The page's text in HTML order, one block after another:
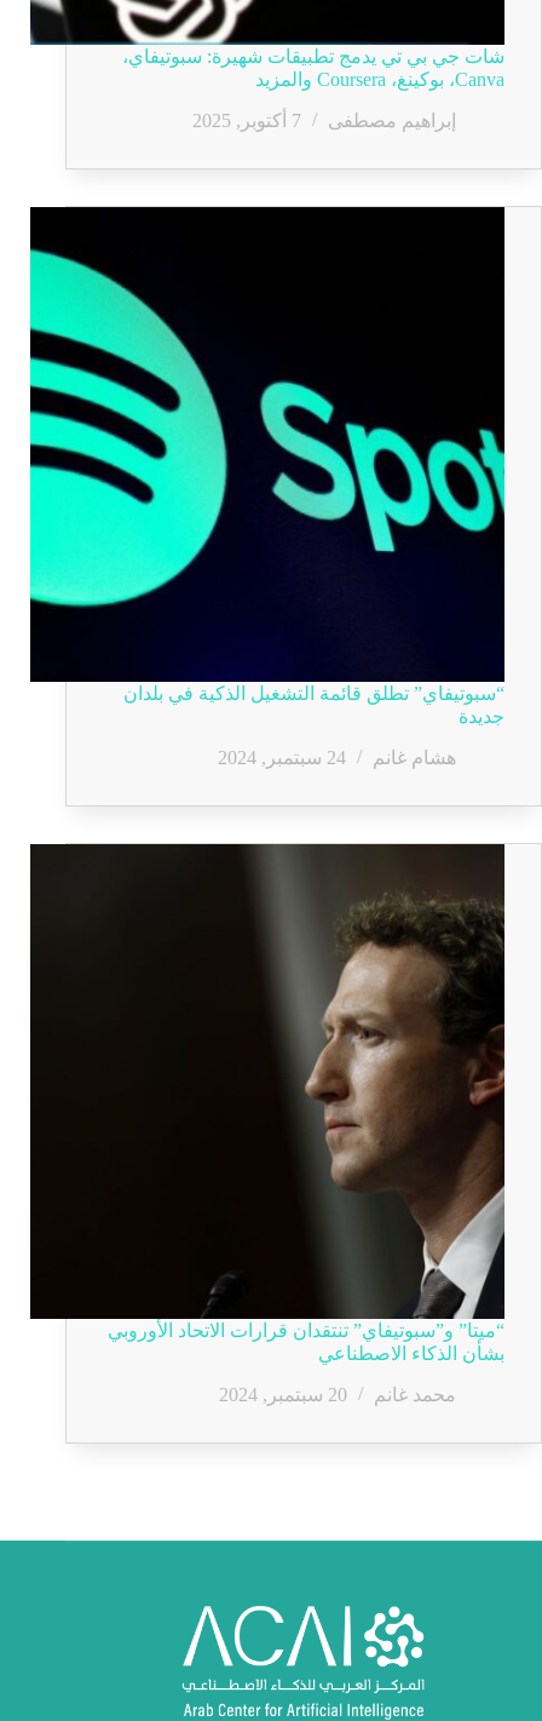
شات جي بي تي يدمج تطبيقات شهيرة: سبوتيفاي،
Canva، بوكينغ، Coursera والمزيد
إبراهيم مصطفى
7 أكتوبر, 2025
“سبوتيفاي” تطلق قائمة التشغيل الذكية في بلدان
جديدة
هشام غانم
24 سبتمبر, 2024
“ميتا” و”سبوتيفاي” تنتقدان قرارات الاتحاد الأوروبي
بشأن الذكاء الاصطناعي
محمد غانم
20 سبتمبر, 2024